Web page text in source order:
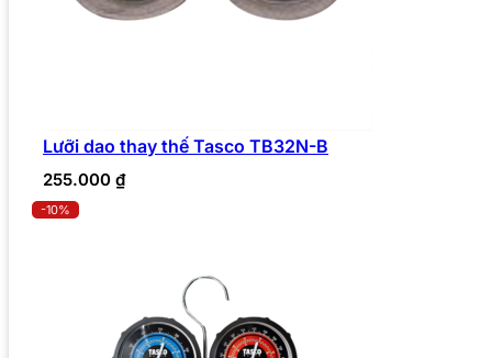
Lưỡi dao thay thế Tasco TB32N-B
255.000 ₫
-10%